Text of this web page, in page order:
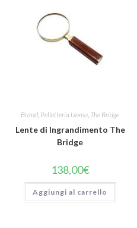
Brand Pelletteria Uomo The Bridge
Lente di Ingrandimento The
Bridge
138,00€
Aggiungi al carrello